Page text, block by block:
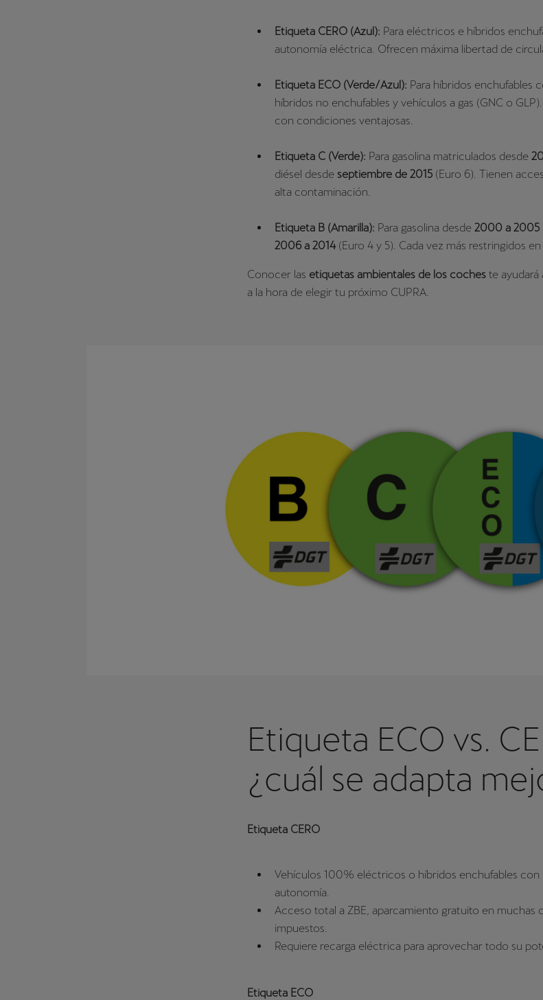
Etiqueta CERO (Azul): Para eléctricos e híbridos
autonomía eléctrica. Ofrecen máxima libertad de
Etiqueta ECO (Verde/Azul): Para híbridos enchufables
híbridos no enchufables y vehículos a gas (GNC o
con condiciones ventajosas.
Etiqueta C (Verde): Para gasolina matriculados desde
diésel desde septiembre de 2015 (Euro 6). Tienen
alta contaminación.
Etiqueta B (Amarilla): Para gasolina desde 2000 a 2005
2006 a 2014(Euro 4 y 5). Cada vez más restringidos
Conocer las etiquetas ambientales de los coches te ayudará
a la hora de elegir tu próximo CUPRA.
Etiqueta ECO vs.
¿cuál se adapta
Etiqueta CERO
Vehículos 100% eléctricos o híbridos enchufables con
autonomía.
Acceso total a ZBE, aparcamiento gratuito en muchas
impuestos.
Requiere recarga eléctrica para aprovechar todo su
Etiqueta ECO